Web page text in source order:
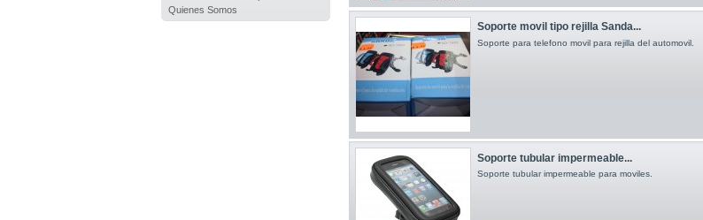
Quienes Somos
Soporte movil tipo rejilla Sanda...
Soporte para telefono movil para rejilla del automovil.
Soporte tubular impermeable...
Soporte tubular impermeable para moviles.